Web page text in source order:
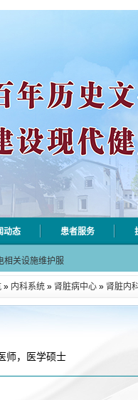
动态 患者服务
自动对焦相机市
相关设施维护服
坛精彩收官
康分论坛助
首届榕江医学
坛精彩收官
健康分论坛助
» 内科系统 » 肾脏病中心 » 肾脏内
师，医学硕士